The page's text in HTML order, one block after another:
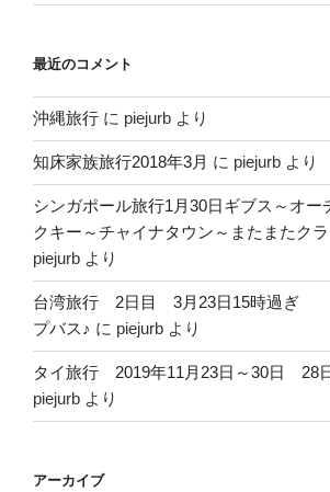
最近のコメント
沖縄旅行 に piejurb より
知床家族旅行2018年3月 に piejurb より
シンガポール旅行1月30日ギブス～オー
クキー～チャイナタウン～またまたクラ
piejurb より
台湾旅行 2日目 3月23日15時過ぎ
プバス♪ に piejurb より
タイ旅行 2019年11月23日～30日 28
piejurb より
アーカイブ